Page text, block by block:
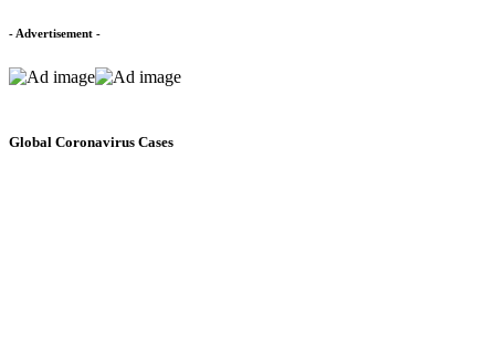
- Advertisement -
Global Coronavirus Cases